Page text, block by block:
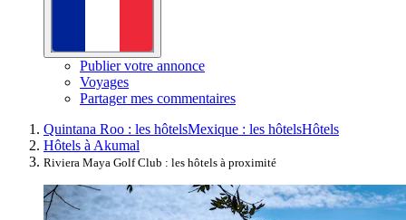
Publier votre annonce
Voyages
Partager mes commentaires
Quintana Roo : les hôtelsMexique : les hôtelsHôtels
Hôtels à Akumal
Riviera Maya Golf Club : les hôtels à proximité